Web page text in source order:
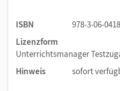
ISBN
978-3-06-
Lizenzform
Unterrichtsmanager
Hinweis
sofort